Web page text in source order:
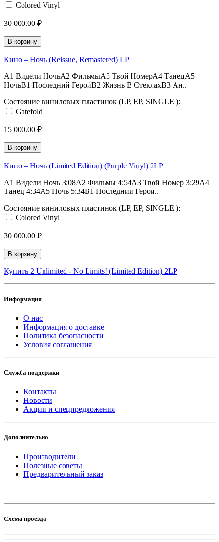
Colored Vinyl
30 000.00 ₽
В корзину
Кино ‎– Ночь (Reissue, Remastered) LP
A1 Видели НочьA2 ФильмыA3 Твой НомерA4 ТанецA5
НочьB1 Последний ГеройB2 Жизнь В СтеклахB3 Ан..
Состояние виниловых пластинок (LP, EP, SINGLE ):
Gatefold
15 000.00 ₽
В корзину
Кино ‎– Ночь (Limited Edition) (Purple Vinyl) 2LP
A1 Видели Ночь 3:08A2 Фильмы 4:54A3 Твой Номер 3:29A4
Танец 4:34A5 Ночь 5:34B1 Последний Герой..
Состояние виниловых пластинок (LP, EP, SINGLE ):
Colored Vinyl
30 000.00 ₽
В корзину
Купить 2 Unlimited ‎- No Limits! (Limited Edition) 2LP
Информация
О нас
Информация о доставке
Политика безопасности
Условия соглашения
Служба поддержки
Контакты
Новости
Акции и спецпредложения
Дополнительно
Производители
Полезные советы
Предварительный заказ
Схема проезда